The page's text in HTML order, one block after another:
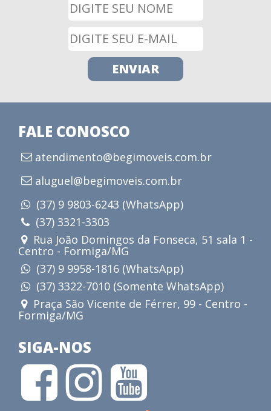
FALE CONOSCO
atendimento@begimoveis.com.br
aluguel@begimoveis.com.br
(37) 9 9803-6243 (WhatsApp)
(37) 3321-3303
Rua João Domingos da Fonseca, 51 sala 1 -
Centro - Formiga/MG
(37) 9 9958-1816 (WhatsApp)
(37) 3322-7010 (Somente WhatsApp)
Praça São Vicente de Férrer, 99 - Centro -
Formiga/MG
SIGA-NOS